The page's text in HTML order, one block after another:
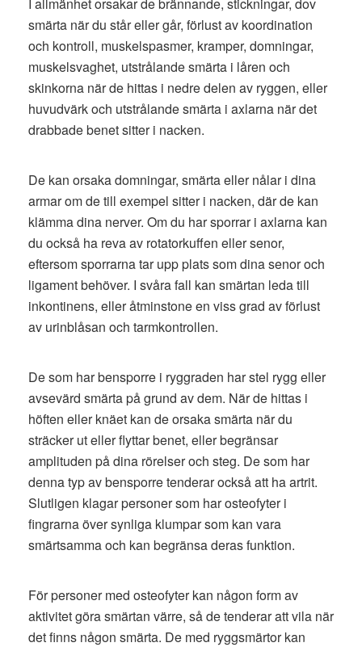
smärta när du står eller går, förlust av koordination
och kontroll, muskelspasmer, kramper, domningar,
muskelsvaghet, utstrålande smärta i låren och
skinkorna när de hittas i nedre delen av ryggen, eller
huvudvärk och utstrålande smärta i axlarna när det
drabbade benet sitter i nacken.
De kan orsaka domningar, smärta eller nålar i dina
armar om de till exempel sitter i nacken, där de kan
klämma dina nerver. Om du har sporrar i axlarna kan
du också ha reva av rotatorkuffen eller senor,
eftersom sporrarna tar upp plats som dina senor och
ligament behöver. I svåra fall kan smärtan leda till
inkontinens, eller åtminstone en viss grad av förlust
av urinblåsan och tarmkontrollen.
De som har bensporre i ryggraden har stel rygg eller
avsevärd smärta på grund av dem. När de hittas i
höften eller knäet kan de orsaka smärta när du
sträcker ut eller flyttar benet, eller begränsar
amplituden på dina rörelser och steg. De som har
denna typ av bensporre tenderar också att ha artrit.
Slutligen klagar personer som har osteofyter i
fingrarna över synliga klumpar som kan vara
smärtsamma och kan begränsa deras funktion.
För personer med osteofyter kan någon form av
aktivitet göra smärtan värre, så de tenderar att vila när
det finns någon smärta. De med ryggsmärtor kan